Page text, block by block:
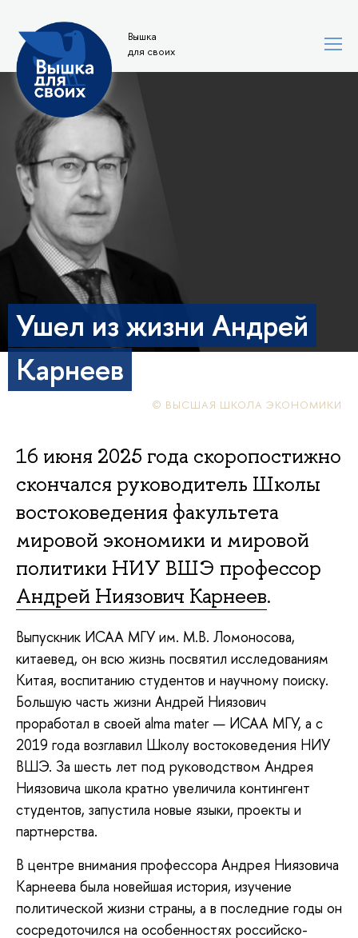
Вышка
для своих
Ушел из жизни Андрей
Карнеев
© ВЫСШАЯ ШКОЛА ЭКОНОМИКИ
16 июня 2025 года скоропостижно
скончался руководитель Школы
востоковедения факультета
мировой экономики и мировой
политики НИУ ВШЭ профессор
Андрей Ниязович Карнеев.
Выпускник ИСАА МГУ им. М.В. Ломоносова,
китаевед, он всю жизнь посвятил исследованиям
Китая, воспитанию студентов и научному поиску.
Большую часть жизни Андрей Ниязович
проработал в своей alma mater — ИСАА МГУ, а с
2019 года возглавил Школу востоковедения НИУ
ВШЭ. За шесть лет под руководством Андрея
Ниязовича школа кратно увеличила контингент
студентов, запустила новые языки, проекты и
партнерства.
В центре внимания профессора Андрея Ниязовича
Карнеева была новейшая история, изучение
политической жизни страны, а в последние годы он
сосредоточился на особенностях российско-